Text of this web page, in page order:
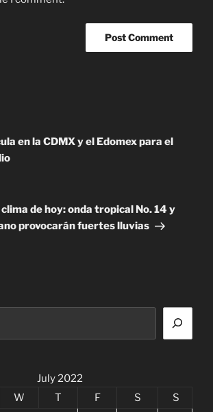
en la CDMX y el Edomex para el
de hoy: onda tropical No. 14 y
provocarán fuertes lluvias
July 2022
W T F S S